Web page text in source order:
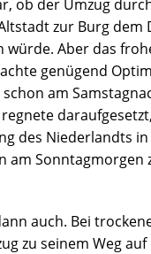
ob der Umzug
zur Burg dem
würde. Aber das
genügend
am
des Niederlandts
am Sonntagmorgen
auch. Bei
zu seinem Weg auf